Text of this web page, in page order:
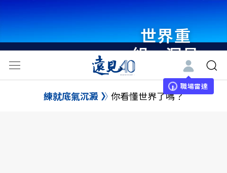
世界重
組・洞見
未來 與
世界領袖
職場雷達
練就底氣沉澱 你看懂世界了嗎？